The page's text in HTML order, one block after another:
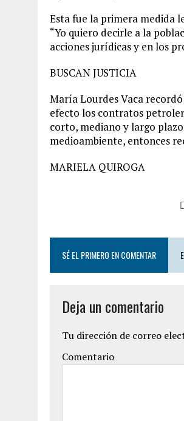
Esta fue la primera medida
“Yo quiero decirle a la
acciones jurídicas y en los
BUSCAN JUSTICIA
María Lourdes Vaca
efecto los contratos
corto, mediano y largo
medioambiente, entonces
MARIELA QUIROGA
SÉ EL PRIMERO EN COMENTAR
Deja un comentario
Tu dirección de correo
Comentario